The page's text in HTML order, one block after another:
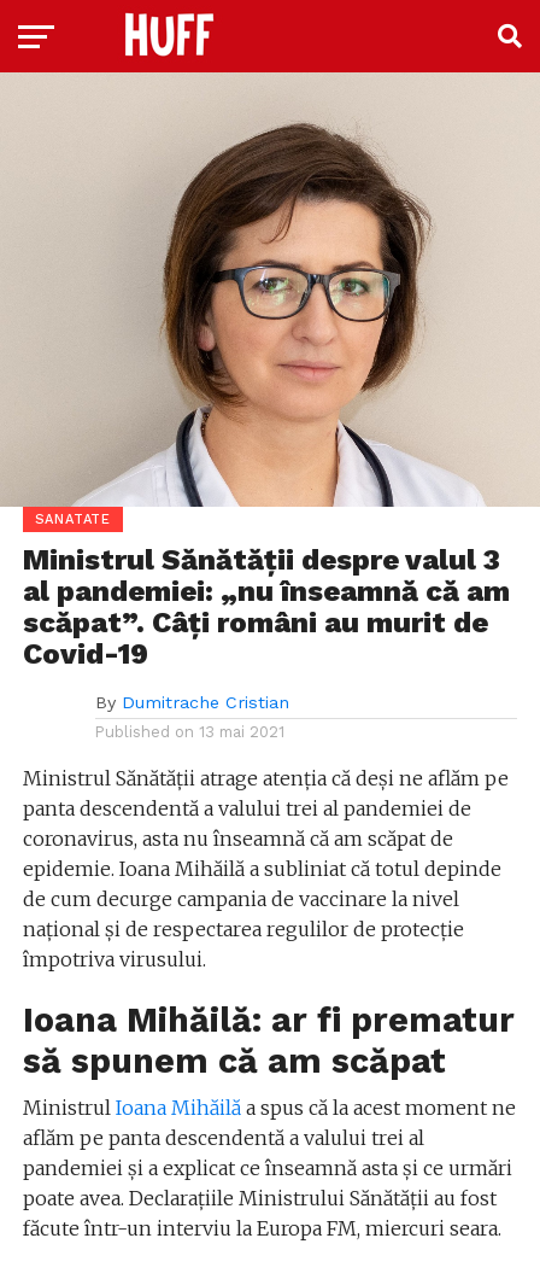
SANATATE
Ministrul Sănătății despre valul 3
al pandemiei: „nu înseamnă că am
scăpat”. Câți români au murit de
Covid-19
By Dumitrache Cristian
Published on 13 mai 2021
Ministrul Sănătății atrage atenția că deși ne aflăm pe
panta descendentă a valului trei al pandemiei de
coronavirus, asta nu înseamnă că am scăpat de
epidemie. Ioana Mihăilă a subliniat că totul depinde
de cum decurge campania de vaccinare la nivel
național și de respectarea regulilor de protecție
împotriva virusului.
Ioana Mihăilă: ar fi prematur
să spunem că am scăpat
Ministrul Ioana Mihăilă a spus că la acest moment ne
aflăm pe panta descendentă a valului trei al
pandemiei și a explicat ce înseamnă asta și ce urmări
poate avea. Declarațiile Ministrului Sănătății au fost
făcute într-un interviu la Europa FM, miercuri seara.